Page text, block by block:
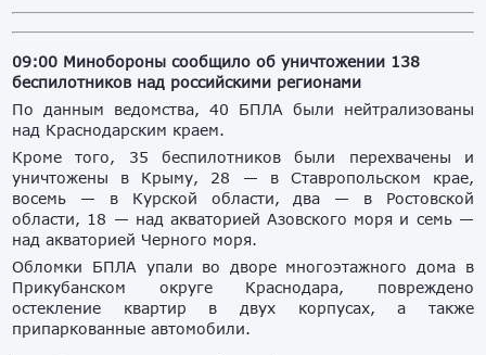
09:00 Минобороны сообщило об уничтожении 138
беспилотников над российскими регионами
По данным ведомства, 40 БПЛА были нейтрализованы
над Краснодарским краем.
Кроме того, 35 беспилотников были перехвачены и
уничтожены в Крыму, 28 — в Ставропольском крае,
восемь — в Курской области, два — в Ростовской
области, 18 — над акваторией Азовского моря и семь —
над акваторией Черного моря.
Обломки БПЛА упали во дворе многоэтажного дома в
Прикубанском округе Краснодара, повреждено
остекление квартир в двух корпусах, а также
припаркованные автомобили.